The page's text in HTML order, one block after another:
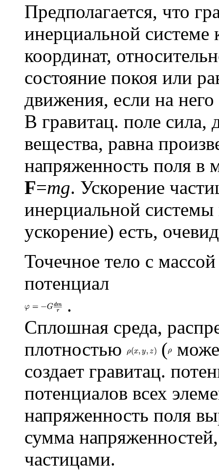
Предполагается, что
инерциальной системе
координат,
состояние покоя или
движения, если на
В гравитац. поле сила,
вещества, равна
напряженность поля в
F=mg. Ускорение
инерциальной системы
ускорение) есть,
Точечное тело с
потенциал
.
Сплошная среда,
плотностью
(
создает гравитац.
потенциалов всех
напряженность поля
сумма
частицами.